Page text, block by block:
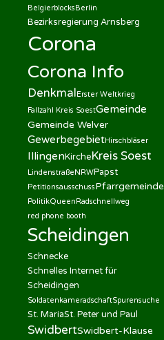
Belgierblocks Berlin
Bezirksregierung Arnsberg
Corona
Corona Info
Denkmal Erster Weltkrieg
Fallzahl Kreis SoestGemeinde
Gemeinde Welver
GewerbegebietHirschbläser
IllingenKircheKreis Soest
LindenstraßeNRWPapst
PetitionsausschussPfarrgemeinde
PolitikQueenRadschnellweg
red phone booth
Scheidingen
Schnecke
Schnelles Internet für
Scheidingen
SoldatenkameradschaftSpurensuche
St. MariaSt. Peter und Paul
SwidbertSwidbert-Klause